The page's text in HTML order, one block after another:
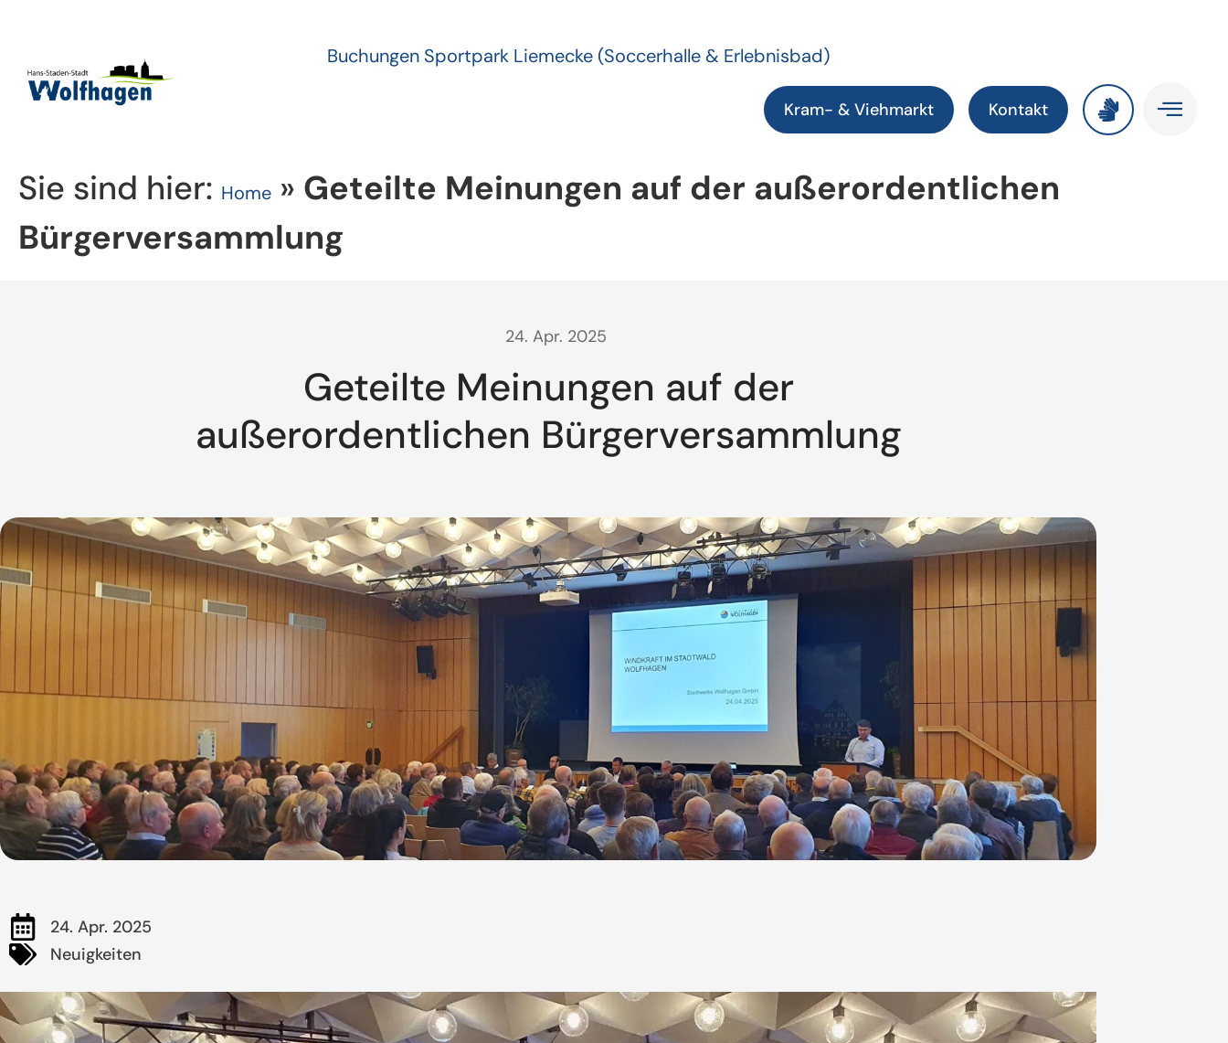
Buchungen Sportpark Liemecke (Soccerhalle & Erlebnisbad)
Kram- & Viehmarkt Kontakt
Sie sind hier: Home » Geteilte Meinungen auf der außerordentlichen
Bürgerversammlung
24. Apr. 2025
Geteilte Meinungen auf der
außerordentlichen Bürgerversammlung
24. Apr. 2025
Neuigkeiten